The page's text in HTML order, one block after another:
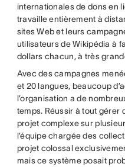
internationales de dons en
travaille entièrement à
sites Web et leurs
utilisateurs de Wikipédia à
dollars chacun, à très
Avec des campagnes
et 20 langues, beaucoup
l’organisation a de
temps. Réussir à tout gérer
projet complexe sur
l’équipe chargée des
projet colossal
mais ce système posait